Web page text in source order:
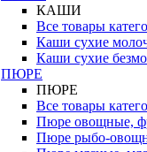
КАШИ
Все товары
Каши сухие
Каши сухие
ПЮРЕ
ПЮРЕ
Все товары
Пюре овощные,
Пюре рыбо-